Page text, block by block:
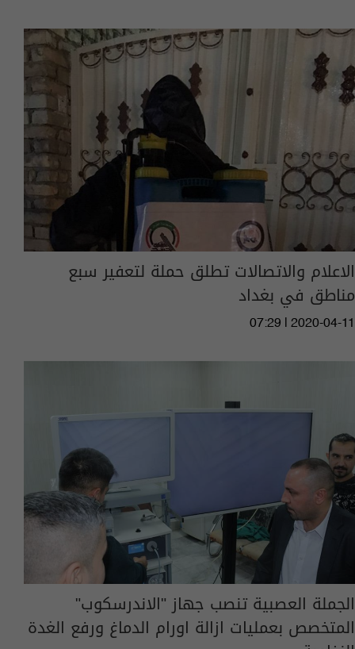
الاعلام والاتصالات تطلق حملة لتعفير سبع
مناطق في بغداد
07:29 | 2020-04-11
الجملة العصبية تنصب جهاز "الاندرسكوب"
المتخصص بعمليات ازالة اورام الدماغ ورفع الغدة